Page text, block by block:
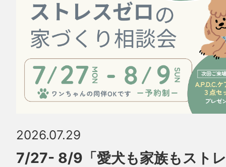
2026.07.29
7/27- 8/9「愛犬も家族もスト